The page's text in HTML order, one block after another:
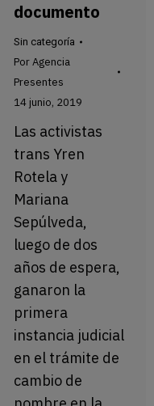
documento
Sin categoría
PorAgencia
Presentes
14 junio, 2019
Las activistas
trans Yren
Rotela y
Mariana
Sepúlveda,
luego de dos
años de espera,
ganaron la
primera
instancia judicial
en el trámite de
cambio de